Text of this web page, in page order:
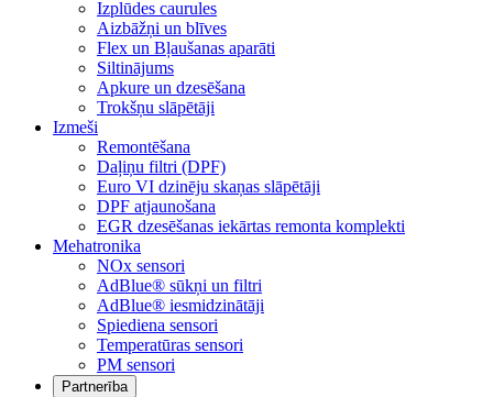
Izplūdes caurules
Aizbāžņi un blīves
Flex un Bļaušanas aparāti
Siltinājums
Apkure un dzesēšana
Trokšņu slāpētāji
Izmeši
Remontēšana
Daļiņu filtri (DPF)
Euro VI dzinēju skaņas slāpētāji
DPF atjaunošana
EGR dzesēšanas iekārtas remonta komplekti
Mehatronika
NOx sensori
AdBlue® sūkņi un filtri
AdBlue® iesmidzinātāji
Spiediena sensori
Temperatūras sensori
PM sensori
Partnerība